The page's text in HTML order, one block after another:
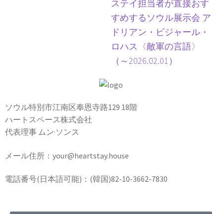
ステイ担当者が直接おす
すめするソウル展示会 ア
ドリアン・ビジャール・
ロハス〈敵軍の言語〉
（～2026.02.01）
ソウル特別市江南区奉恩寺路129 18階
ハートスペース株式会社
代表理事 ムン·ソンス
メール住所：your@heartstay.house
電話番号(日本語可能)：(韓国)82-10-3662-7830